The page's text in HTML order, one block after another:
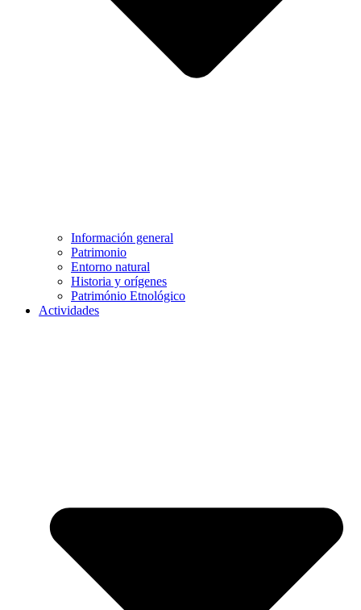
Información general
Patrimonio
Entorno natural
Historia y orígenes
Património Etnológico
Actividades